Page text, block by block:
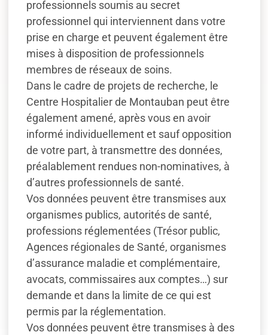
professionnels soumis au secret
professionnel qui interviennent dans votre
prise en charge et peuvent également être
mises à disposition de professionnels
membres de réseaux de soins.
Dans le cadre de projets de recherche, le
Centre Hospitalier de Montauban peut être
également amené, après vous en avoir
informé individuellement et sauf opposition
de votre part, à transmettre des données,
préalablement rendues non-nominatives, à
d’autres professionnels de santé.
Vos données peuvent être transmises aux
organismes publics, autorités de santé,
professions réglementées (Trésor public,
Agences régionales de Santé, organismes
d’assurance maladie et complémentaire,
avocats, commissaires aux comptes…) sur
demande et dans la limite de ce qui est
permis par la réglementation.
Vos données peuvent être transmises à des